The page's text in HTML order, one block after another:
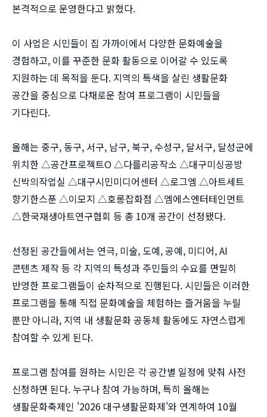
본격적으로 운영한다고 밝혔다.
이 사업은 시민들이 집 가까이에서 다양한 문화예술을
경험하고, 이를 꾸준한 문화 활동으로 이어갈 수 있도록
지원하는 데 목적을 둔다. 지역의 특색을 살린 생활문화
공간을 중심으로 다채로운 참여 프로그램이 시민들을
기다린다.
올해는 중구, 동구, 서구, 남구, 북구, 수성구, 달서구, 달성군에
위치한 △공간프로젝트O △다를리공작소 △대구미싱공방
신박의작업실 △대구시민미디어센터 △로그엠 △아트세트
향기한스푼 △이모지 △호롱잡화점 △엠에스엔터테인먼트
△한국재생아트연구협회 등 총 10개 공간이 선정됐다.
선정된 공간들에서는 연극, 미술, 도예, 공예, 미디어, AI
콘텐츠 제작 등 각 지역의 특성과 주민들의 수요를 면밀히
반영한 프로그램들이 순차적으로 진행된다. 시민들은 이러한
프로그램을 통해 직접 문화예술을 체험하는 즐거움을 누릴
뿐만 아니라, 지역 내 생활문화 공동체 활동에도 자연스럽게
참여할 수 있게 된다.
프로그램 참여를 원하는 시민은 각 공간별 일정에 맞춰 사전
신청하면 된다. 누구나 참여 가능하며, 특히 올해는
생활문화축제인 '2026 대구생활문화제'와 연계하여 10월